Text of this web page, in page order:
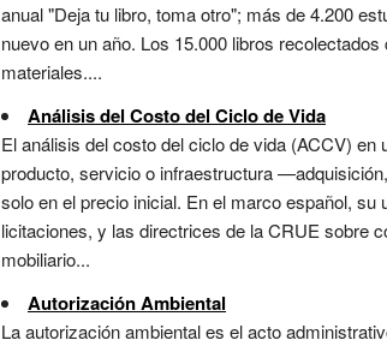
anual "Deja tu libro, toma otro"; más de 4.200
nuevo en un año. Los 15.000 libros
materiales....
Análisis del Costo del Ciclo de Vida
El análisis del costo del ciclo de vida (ACCV)
producto, servicio o infraestructura
solo en el precio inicial. En el marco español,
licitaciones, y las directrices de la CRUE sobre
mobiliario...
Autorización Ambiental
La autorización ambiental es el acto